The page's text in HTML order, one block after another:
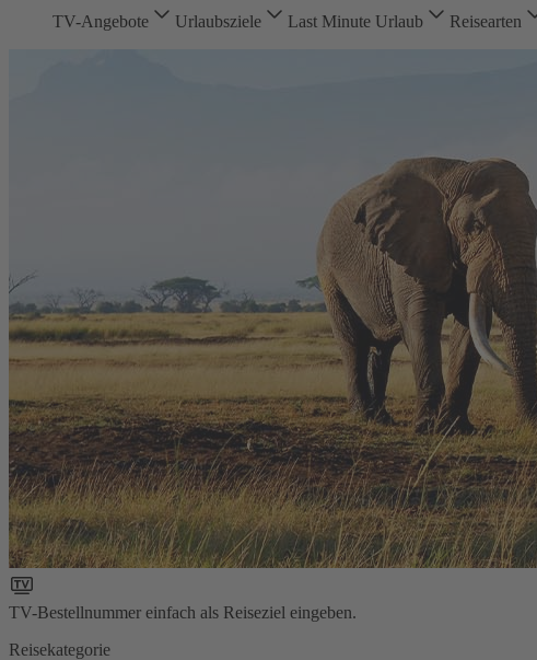
TV-Angebote Urlaubsziele Last Minute Urlaub Reisearten
TV-Bestellnummer einfach als Reiseziel eingeben.
Reisekategorie